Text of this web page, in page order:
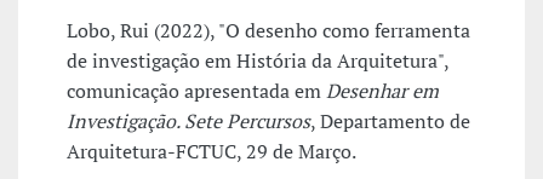
Lobo, Rui (2022), "O desenho como ferramenta
de investigação em História da Arquitetura",
comunicação apresentada emDesenhar em
Investigação. Sete Percursos, Departamento de
Arquitetura-FCTUC, 29 de Março.